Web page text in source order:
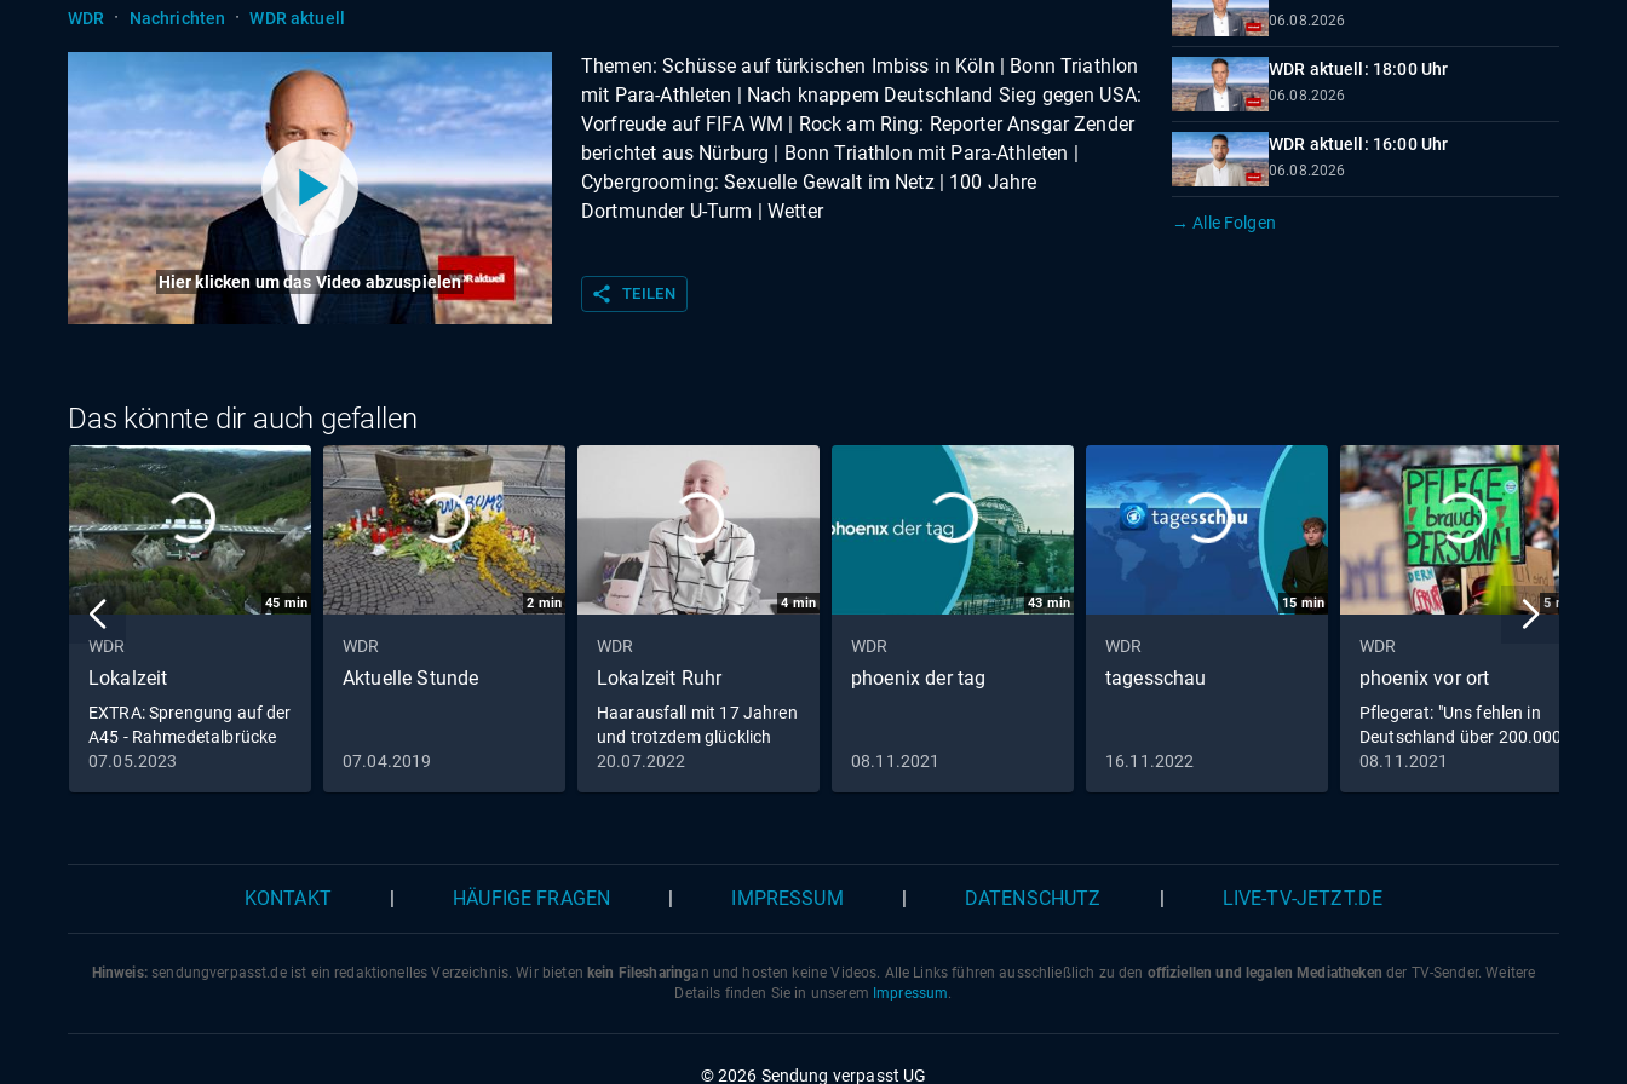
WDR · Nachrichten · WDR aktuell
Hier klicken um das Video abzuspielen
Themen: Schüsse auf türkischen Imbiss in Köln | Bonn Triathlon
mit Para-Athleten | Nach knappem Deutschland Sieg gegen USA:
Vorfreude auf FIFA WM | Rock am Ring: Reporter Ansgar Zender
berichtet aus Nürburg | Bonn Triathlon mit Para-Athleten |
Cybergrooming: Sexuelle Gewalt im Netz | 100 Jahre
Dortmunder U-Turm | Wetter
share TEILEN
06.08.2026
WDR aktuell: 18:00 Uhr
06.08.2026
WDR aktuell: 16:00 Uhr
06.08.2026
→ Alle Folgen
Das könnte dir auch gefallen
45 min
WDR
Lokalzeit
EXTRA: Sprengung auf der
A45 - Rahmedetalbrücke
in Lüdenscheid fällt
07.05.2023
2 min
WDR
Aktuelle Stunde
07.04.2019
4min
WDR
Lokalzeit Ruhr
Haarausfall mit 17 Jahren
und trotzdem glücklich
20.07.2022
43min
WDR
phoenix der tag
08.11.2021
15 min
WDR
tagesschau
16.11.2022
5min
WDR
phoenix vor ort
Pflegerat: "Uns fehlen in
Deutschland über 200.000
Stellen"
08.11.2021
KONTAKT HÄUFIGE FRAGEN IMPRESSUM DATENSCHUTZ LIVE-TV-JETZT.DE
Hinweis:sendungverpasst.deist ein redaktionelles Verzeichnis. Wir bieten kein Filesharingan und hosten keine Videos. Alle Links führen ausschließlich zu den offiziellen und legalen Mediatheken der TV-Sender. Weitere
Details finden Sie in unserem Impressum.
© 2026 Sendung verpasst UG